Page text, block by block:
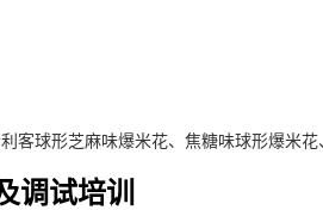
客球形芝麻味爆米花、焦糖味球形爆米
调试培训